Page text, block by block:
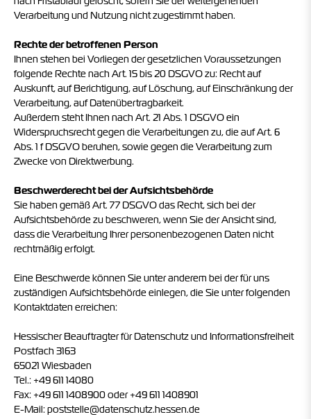
Verarbeitung und Nutzung nicht zugestimmt haben.
Rechte der betroffenen Person
Ihnen stehen bei Vorliegen der gesetzlichen Voraussetzungen
folgende Rechte nach Art. 15 bis 20 DSGVO zu: Recht auf
Auskunft, auf Berichtigung, auf Löschung, auf Einschränkung der
Verarbeitung, auf Datenübertragbarkeit.
Außerdem steht Ihnen nach Art. 21 Abs. 1 DSGVO ein
Widerspruchsrecht gegen die Verarbeitungen zu, die auf Art. 6
Abs. 1 f DSGVO beruhen, sowie gegen die Verarbeitung zum
Zwecke von Direktwerbung.
Beschwerderecht bei der Aufsichtsbehörde
Sie haben gemäß Art. 77 DSGVO das Recht, sich bei der
Aufsichtsbehörde zu beschweren, wenn Sie der Ansicht sind,
dass die Verarbeitung Ihrer personenbezogenen Daten nicht
rechtmäßig erfolgt.
Eine Beschwerde können Sie unter anderem bei der für uns
zuständigen Aufsichtsbehörde einlegen, die Sie unter folgenden
Kontaktdaten erreichen:
Hessischer Beauftragter für Datenschutz und Informationsfreiheit
Postfach 3163
65021 Wiesbaden
Tel.: +49 611 14080
Fax: +49 611 1408900 oder +49 611 1408901
E-Mail: poststelle@datenschutz.hessen.de